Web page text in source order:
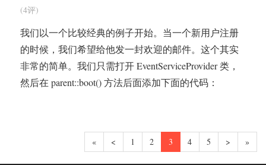
(4评)
我们以一个比较经典的例子开始。当一个新用户注册
的时候，我们希望给他发一封欢迎的邮件。这个其实
非常的简单。我们只需打开 EventServiceProvider 类，
然后在 parent::boot() 方法后面添加下面的代码：
« < 1 2 3 4 5 > »